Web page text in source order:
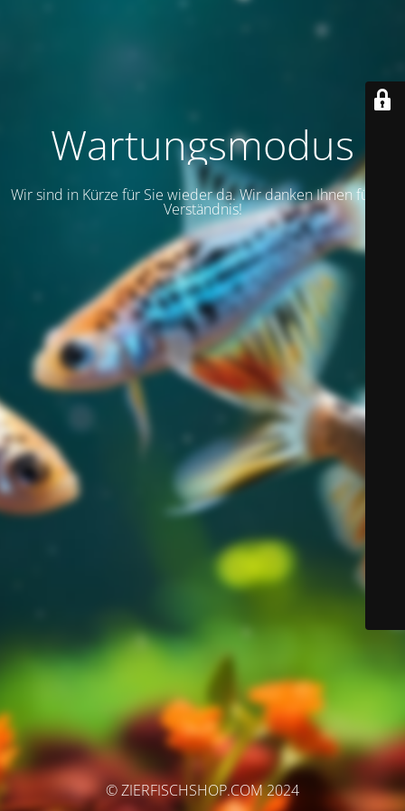
Wartungsmodus
Wir sind in Kürze für Sie wieder da. Wir danken Ihnen für Ihr
Verständnis!
© ZIERFISCHSHOP.COM 2024